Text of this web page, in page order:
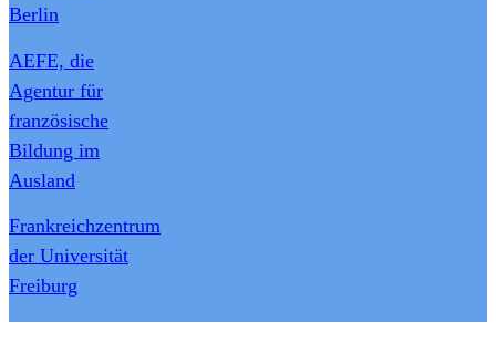
Berlin
AEFE, die
Agentur für
französische
Bildung im
Ausland
Frankreichzentrum
der Universität
Freiburg